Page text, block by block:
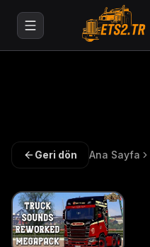
Geri dön Ana Sayfa